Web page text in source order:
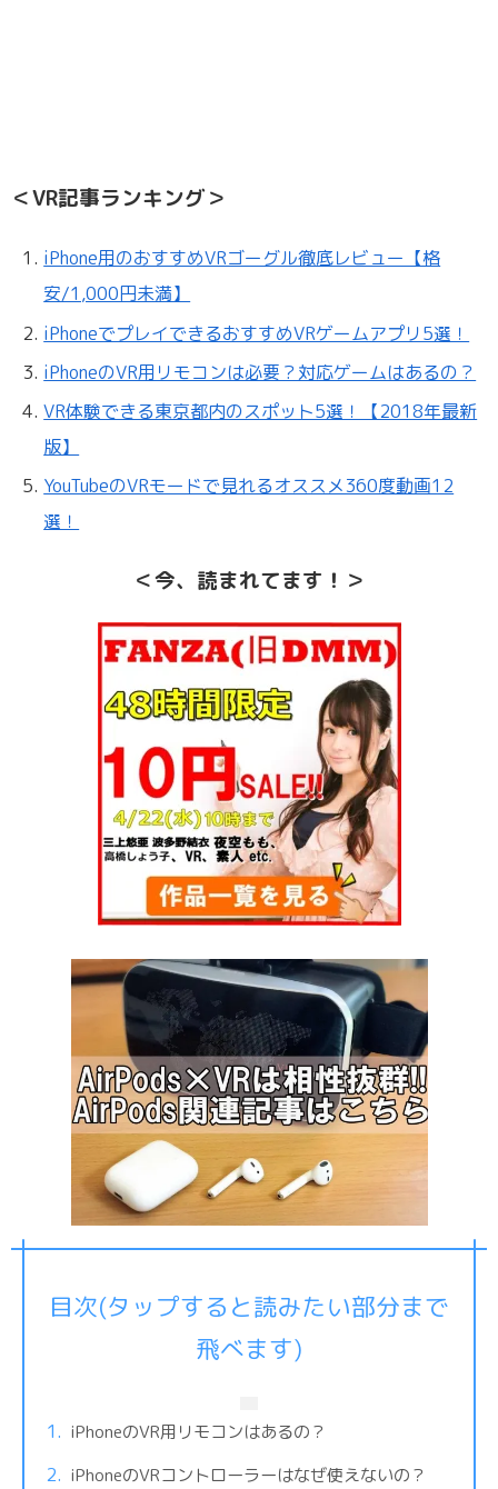
＜VR記事ランキング＞
iPhone用のおすすめVRゴーグル徹底レビュー【格
安/1,000円未満】
iPhoneでプレイできるおすすめVRゲームアプリ5選！
iPhoneのVR用リモコンは必要？対応ゲームはあるの？
VR体験できる東京都内のスポット5選！【2018年最新
版】
YouTubeのVRモードで見れるオススメ360度動画12
選！
＜今、読まれてます！＞
目次(タップすると読みたい部分まで
飛べます)
iPhoneのVR用リモコンはあるの？
iPhoneのVRコントローラーはなぜ使えないの？